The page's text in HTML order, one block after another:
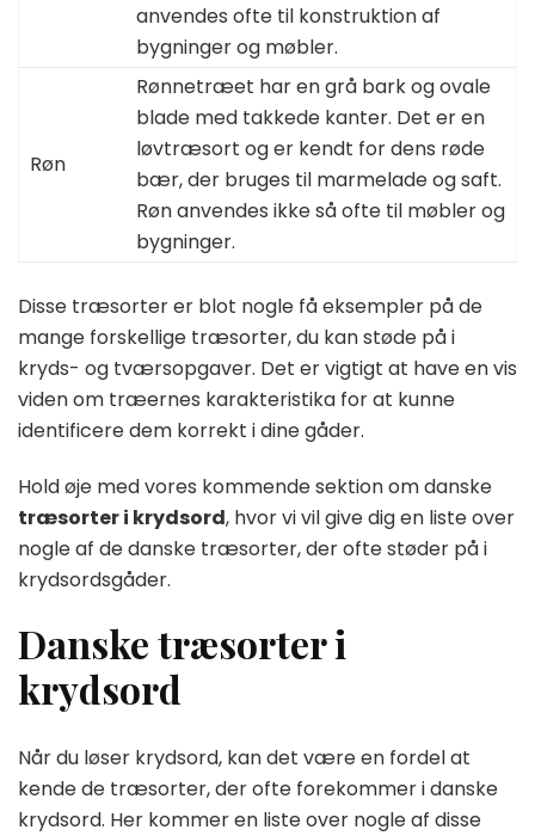
anvendes ofte til konstruktion af
bygninger og møbler.
Røn
Rønnetræet har en grå bark og ovale
blade med takkede kanter. Det er en
løvtræsort og er kendt for dens røde
bær, der bruges til marmelade og saft.
Røn anvendes ikke så ofte til møbler og
bygninger.
Disse træsorter er blot nogle få eksempler på de
mange forskellige træsorter, du kan støde på i
kryds- og tværsopgaver. Det er vigtigt at have en vis
viden om træernes karakteristika for at kunne
identificere dem korrekt i dine gåder.
Hold øje med vores kommende sektion om danske
træsorter i krydsord, hvor vi vil give dig en liste over
nogle af de danske træsorter, der ofte støder på i
krydsordsgåder.
Danske træsorter i
krydsord
Når du løser krydsord, kan det være en fordel at
kende de træsorter, der ofte forekommer i danske
krydsord. Her kommer en liste over nogle af disse